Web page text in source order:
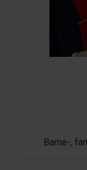
Barne-,